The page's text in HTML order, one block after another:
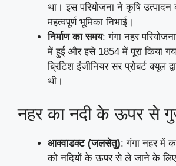
था। इस परियोजना ने कृषि उत्पादन
महत्वपूर्ण भूमिका निभाई।
निर्माण का समय: गंगा नहर
में हुई और इसे 1854 में पूरा किया
ब्रिटिश इंजीनियर सर प्रोबर्ट क्यूल
थी।
नहर का नदी के ऊपर से
आक्वाडक्ट (जलसेतु): गंगा नहर में
को नदियों के ऊपर से ले जाने के